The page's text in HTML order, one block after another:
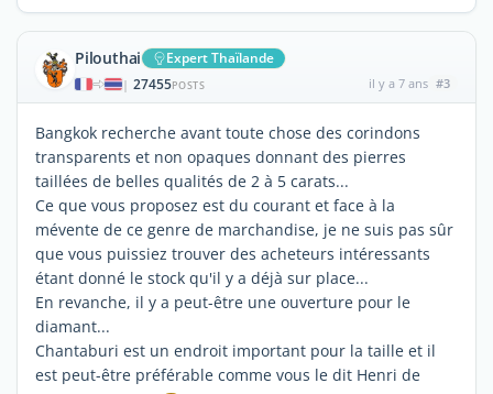
Pilouthai Expert Thaïlande
| 27455POSTS il y a 7 ans #3
Bangkok recherche avant toute chose des corindons
transparents et non opaques donnant des pierres
taillées de belles qualités de 2 à 5 carats...
Ce que vous proposez est du courant et face à la
mévente de ce genre de marchandise, je ne suis pas sûr
que vous puissiez trouver des acheteurs intéressants
étant donné le stock qu'il y a déjà sur place...
En revanche, il y a peut-être une ouverture pour le
diamant...
Chantaburi est un endroit important pour la taille et il
est peut-être préférable comme vous le dit Henri de